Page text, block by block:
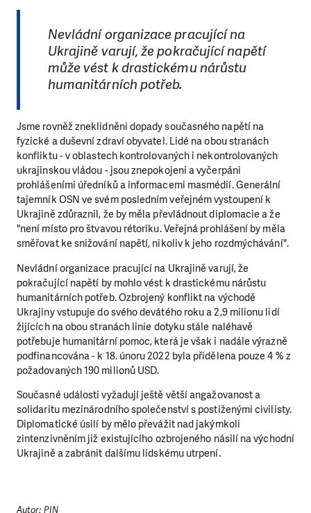
Nevládní organizace pracující na
Ukrajině varují, že pokračující napětí
může vést k drastickému nárůstu
humanitárních potřeb.
Jsme rovněž zneklidněni dopady současného napětí na
fyzické a duševní zdraví obyvatel. Lidé na obou stranách
konfliktu - v oblastech kontrolovaných i nekontrolovaných
ukrajinskou vládou - jsou znepokojeni a vyčerpáni
prohlášeními úředníků a informacemi masmédií. Generální
tajemník OSN ve svém posledním veřejném vystoupení k
Ukrajině zdůraznil, že by měla převládnout diplomacie a že
"není místo pro štvavou rétoriku. Veřejná prohlášení by měla
směřovat ke snižování napětí, nikoliv k jeho rozdmýchávání".
Nevládní organizace pracující na Ukrajině varují, že
pokračující napětí by mohlo vést k drastickému nárůstu
humanitárních potřeb. Ozbrojený konflikt na východě
Ukrajiny vstupuje do svého devátého roku a 2,9 milionu lidí
žijících na obou stranách linie dotyku stále naléhavě
potřebuje humanitární pomoc, která je však i nadále výrazně
podfinancována - k 18. únoru 2022 byla přidělena pouze 4 % z
požadovaných 190 milionů USD.
Současné události vyžadují ještě větší angažovanost a
solidaritu mezinárodního společenství s postiženými civilisty.
Diplomatické úsilí by mělo převážit nad jakýmkoli
zintenzivněním již existujícího ozbrojeného násilí na východní
Ukrajině a zabránit dalšímu lidskému utrpení.
Autor: PIN